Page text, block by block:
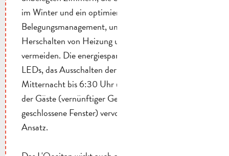
im Winter und ein optimiertes
Belegungsmanagement, um das Hin- und
Herschalten von Heizung und Klimaanlage zu
vermeiden. Die energiesparende Beleuchtung mit
LEDs, das Ausschalten der Schilder von
Mitternacht bis 6:30 Uhr und die Sensibilisierung
der Gäste (vernünftiger Gebrauch der Klimaanlage,
geschlossene Fenster) vervollständigen diesen
Ansatz.